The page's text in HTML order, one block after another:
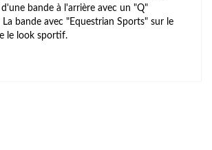
bande à l'arrière avec un "Q"
bande avec "Equestrian Sports" sur le
le look sportif.